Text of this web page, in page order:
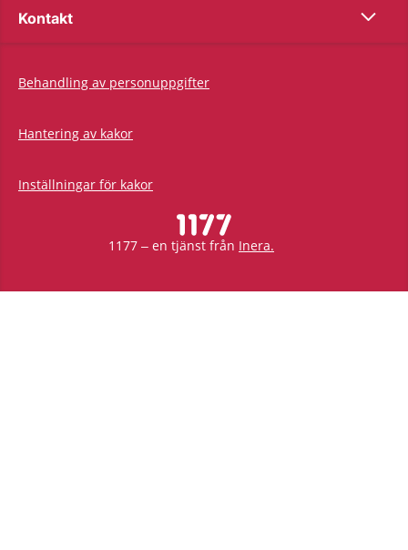
Kontakt Show
Behandling av personuppgifter
Hantering av kakor
Inställningar för kakor
1177 – en tjänst från Inera.